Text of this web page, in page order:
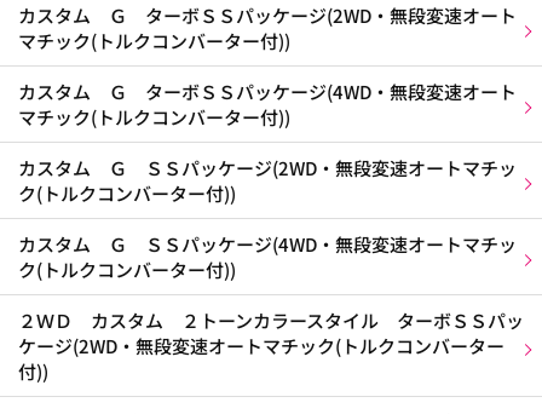
カスタム Ｇ ターボＳＳパッケージ(2WD・無段変速オート
マチック(トルクコンバーター付))
カスタム Ｇ ターボＳＳパッケージ(4WD・無段変速オート
マチック(トルクコンバーター付))
カスタム Ｇ ＳＳパッケージ(2WD・無段変速オートマチッ
ク(トルクコンバーター付))
カスタム Ｇ ＳＳパッケージ(4WD・無段変速オートマチッ
ク(トルクコンバーター付))
２ＷＤ カスタム ２トーンカラースタイル ターボＳＳパッ
ケージ(2WD・無段変速オートマチック(トルクコンバーター
付))